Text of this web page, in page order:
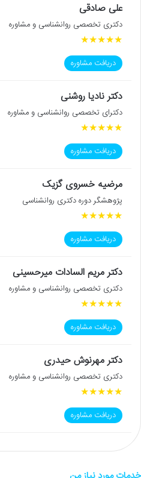
علی صادقی
دکتری تخصصی روانشناسی و مشاوره
★
★
★
★
★
دریافت مشاوره
دکتر نادیا روشنی
دکترای تخصصی روانشناسی و مشاوره
★
★
★
★
★
دریافت مشاوره
مرضیه خسروی گزیک
پژوهشگر دوره دکتری روانشناسی
★
★
★
★
★
دریافت مشاوره
دکتر مریم السادات میرحسینی
دکتری تخصصی روانشناسی و مشاوره
★
★
★
★
★
دریافت مشاوره
دکتر مهرنوش حیدری
دکتری تخصصی روانشناسی و مشاوره
★
★
★
★
★
دریافت مشاوره